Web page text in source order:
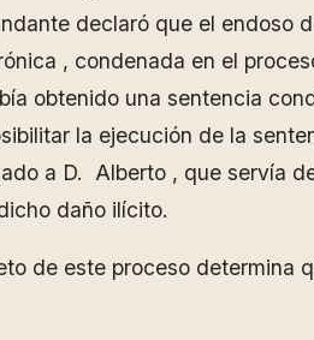
declaró que el endoso
, condenada en el
obtenido una sentencia
la ejecución de la
a D. Alberto , que servía
daño ilícito.
de este proceso determina